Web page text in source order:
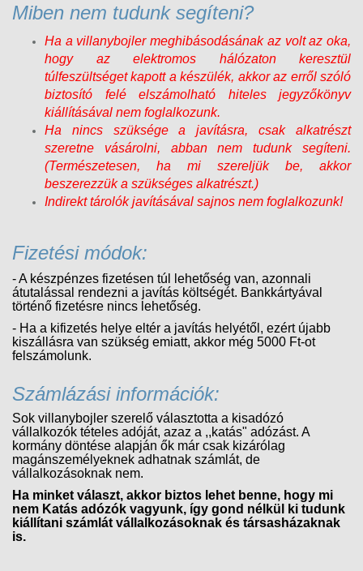
Miben nem tudunk segíteni?
Ha a villanybojler meghibásodásának az volt az oka,
hogy az elektromos hálózaton keresztül
túlfeszültséget kapott a készülék, akkor az erről szóló
biztosító felé elszámolható hiteles jegyzőkönyv
kiállításával nem foglalkozunk.
Ha nincs szüksége a javításra, csak alkatrészt
szeretne vásárolni, abban nem tudunk segíteni.
(Természetesen, ha mi szereljük be, akkor
beszerezzük a szükséges alkatrészt.)
Indirekt tárolók javításával sajnos nem foglalkozunk!
Fizetési módok:
- A készpénzes fizetésen túl lehetőség van, azonnali
átutalással rendezni a javítás költségét. Bankkártyával
történő fizetésre nincs lehetőség.
- Ha a kifizetés helye eltér a javítás helyétől, ezért újabb
kiszállásra van szükség emiatt, akkor még 5000 Ft-ot
felszámolunk.
Számlázási információk:
Sok villanybojler szerelő választotta a kisadózó
vállalkozók tételes adóját, azaz a ,,katás" adózást. A
kormány döntése alapján ők már csak kizárólag
magánszemélyeknek adhatnak számlát, de
vállalkozásoknak nem.
Ha minket választ, akkor biztos lehet benne, hogy mi
nem Katás adózók vagyunk, így gond nélkül ki tudunk
kiállítani számlát vállalkozásoknak és társasházaknak
is.